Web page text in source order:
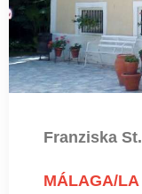
Franziska St.
MÁLAGA/LA